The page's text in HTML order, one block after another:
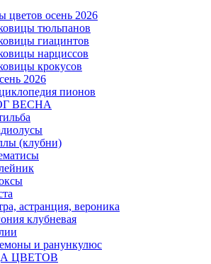
цветов осень 2026
тюльпанов
гиацинтов
нарциссов
крокусов
2026
пионов
ВЕСНА
(клубни)
астранция, вероника
клубневая
и ранункулюс
ЦВЕТОВ